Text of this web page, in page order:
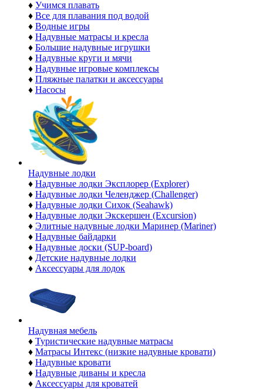
♦ Учимся плавать
♦ Все для плавания под водой
♦ Водные игры
♦ Надувные матрасы и кресла
♦ Большие надувные игрушки
♦ Надувные круги и мячи
♦ Надувные игровые комплексы
♦ Пляжные палатки и аксессуары
♦ Насосы
Надувные лодки
♦ Надувные лодки Эксплорер (Explorer)
♦ Надувные лодки Челенджер (Challenger)
♦ Надувные лодки Сихок (Seahawk)
♦ Надувные лодки Экскершен (Excursion)
♦ Элитные надувные лодки Маринер (Mariner)
♦ Надувные байдарки
♦ Надувные доски (SUP-board)
♦ Детские надувные лодки
♦ Аксессуары для лодок
Надувная мебель
♦ Туристические надувные матрасы
♦ Матрасы Интекс (низкие надувные кровати)
♦ Надувные кровати
♦ Надувные диваны и кресла
♦ Аксессуары для кроватей